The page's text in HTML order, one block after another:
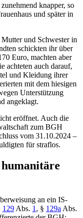
knapper, so
und später in
und Schwester in
schickten ihr über
Euro, machten aber
achteten auch darauf,
und Kleidung ihrer
mit dem hiesigen
Unterstützung
angeklagt.
eröffnet. Auch die
zum BGH
vom 31.10.2024 –
für straflos.
an ein IS-
129 Abs. 1 , § 129a Abs.